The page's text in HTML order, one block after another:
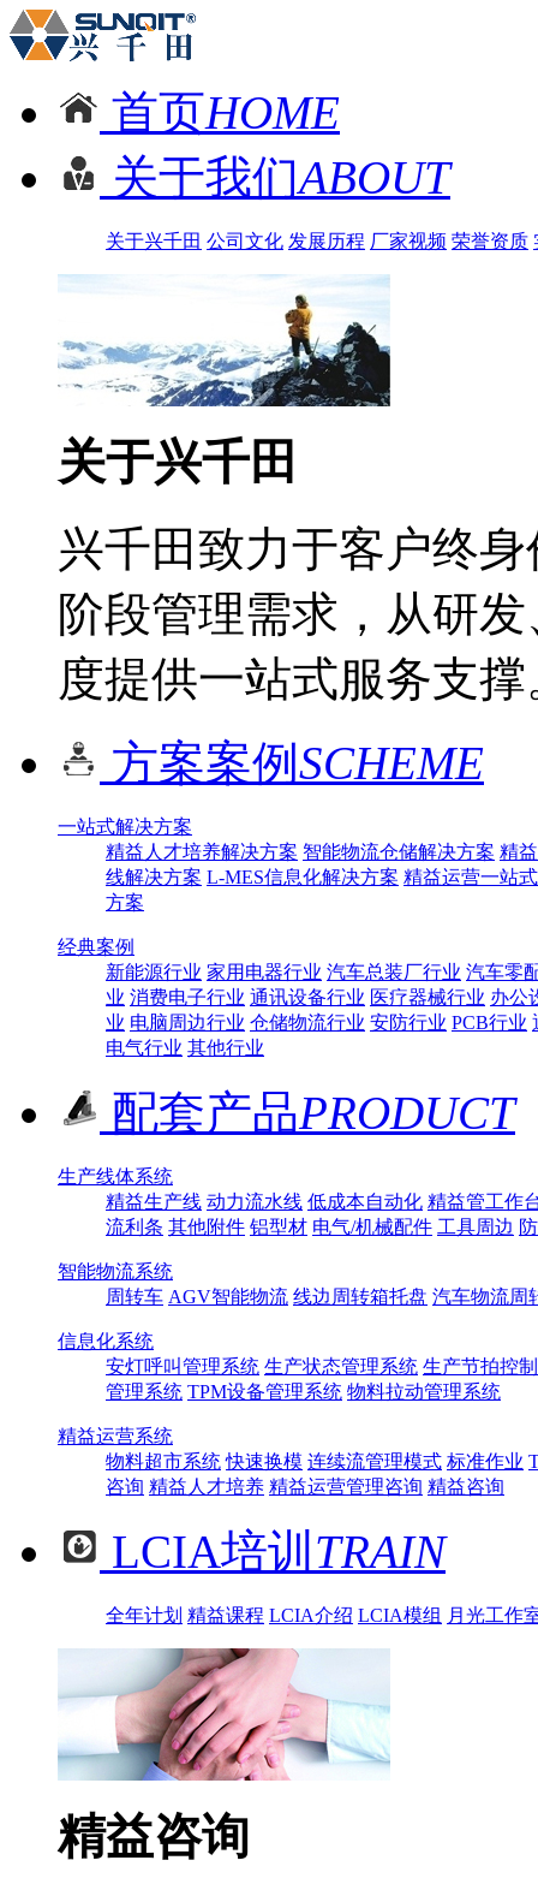
首页HOME
关于我们ABOUT
关于兴千田 公司文化 发展历程 厂家视频 荣誉资质
关于兴千田
兴千田致力于客户终
阶段管理需求，从研
度提供一站式服务支撑
方案案例 SCHEME
一站式解决方案
精益人才培养解决方案 智能物流仓储解决方案 精
线解决方案 L-MES信息化解决方案 精益运营一站
方案
经典案例
新能源行业 家用电器行业 汽车总装厂行业 汽车零
业 消费电子行业 通讯设备行业 医疗器械行业 办公
业 电脑周边行业 仓储物流行业 安防行业 PCB行业
电气行业 其他行业
配套产品PRODUCT
生产线体系统
精益生产线 动力流水线 低成本自动化 精益管工作
流利条 其他附件 铝型材 电气/机械配件 工具周边
智能物流系统
周转车 AGV智能物流 线边周转箱托盘 汽车物流周
信息化系统
安灯呼叫管理系统 生产状态管理系统 生产节拍控
管理系统 TPM设备管理系统 物料拉动管理系统
精益运营系统
物料超市系统 快速换模 连续流管理模式 标准作业
咨询 精益人才培养 精益运营管理咨询 精益咨询
LCIA培训 TRAIN
全年计划 精益课程 LCIA介绍 LCIA模组 月光工作
精益咨询